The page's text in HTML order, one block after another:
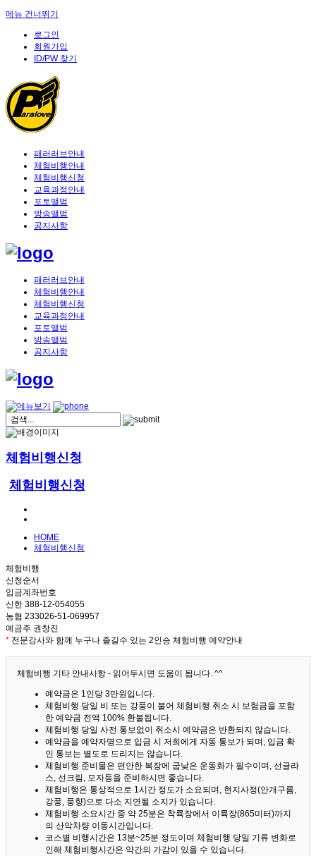
메뉴 건너뛰기
로그인
회원가입
ID/PW 찾기
패러러브안내
체험비행안내
체험비행신청
교육과정안내
포토앨범
방송앨범
공지사항
패러러브안내
체험비행안내
체험비행신청
교육과정안내
포토앨범
방송앨범
공지사항
체험비행신청
체험비행신청
HOME
체험비행신청
체험비행
신청순서
입금계좌번호
신한 388-12-054055
농협 233026-51-069957
예금주 권창진
* 전문강사와 함께 누구나 즐길수 있는 2인승 체험비행 예약안내
체험비행 기타 안내사항 - 읽어두시면 도움이 됩니다. ^^
예약금은 1인당 3만원입니다.
체험비행 당일 비 또는 강풍이 불어 체험비행 취소 시 보험금을 포함
한 예약금 전액 100% 환불됩니다.
체험비행 당일 사전 통보없이 취소시 예약금은 반환되지 않습니다.
예약금을 예약자명으로 입금 시 저희에게 자동 통보가 되며, 입금 확
인 통보는 별도로 드리지는 않습니다.
체험비행 준비물은 편안한 복장에 굽낮은 운동화가 필수이며, 선글라
스, 선크림, 모자등을 준비하시면 좋습니다.
체험비행은 통상적으로 1시간 정도가 소요되며, 현지사정(안개구름,
강풍, 풍향)으로 다소 지연될 소지가 있습니다.
체험비행 소요시간 중 약 25분은 착륙장에서 이륙장(865미터)까지
의 산악차량 이동시간입니다.
코스별 비행시간은 13분~25분 정도이며 체험비행 당일 기류 변화로
인해 체험비행시간은 약간의 가감이 있을 수 있습니다.